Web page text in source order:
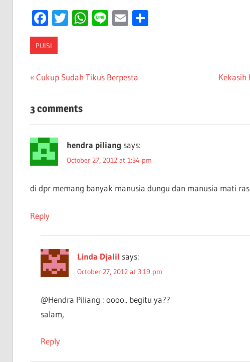
Facebook
Twitter
WhatsApp
LineEmailShare
PUISI
Post
Previous
Cukup Sudah Tikus Berpesta
Next
Kekasih
3 comments
hendra piliang says:
October 27, 2012 at 1:34 pm
di dpr memang banyak manusia dungu dan manusia mati
Reply
Linda Djalil says:
October 27, 2012 at 3:19 pm
@Hendra Piliang : oooo.. begitu ya??
salam,
Reply